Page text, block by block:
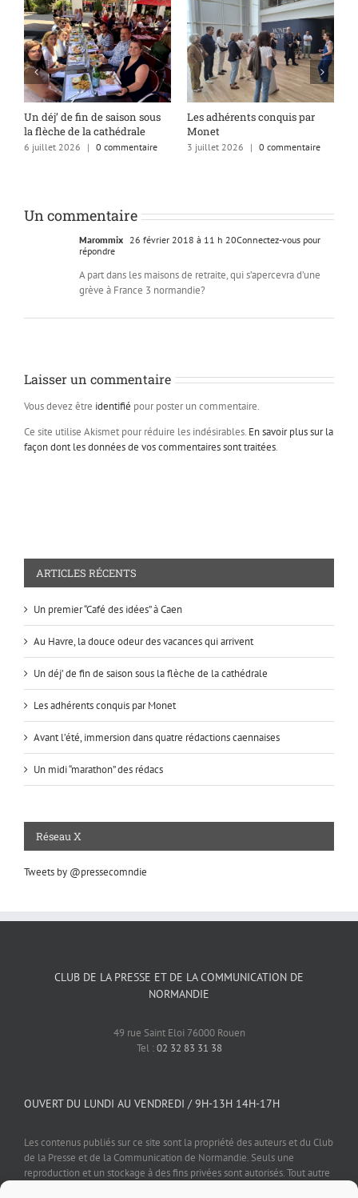
Un déj’ de fin de saison sous
la flèche de la cathédrale
6 juillet 2026 | 0 commentaire
Les adhérents conquis par
Monet
3 juillet 2026 | 0 commentaire
Un commentaire
Marommix 26 février 2018 à 11 h 20Connectez-vous pour
répondre
A part dans les maisons de retraite, qui s’apercevra d’une
grève à France 3 normandie?
Laisser un commentaire
Vous devez être identifié pour poster un commentaire.
Ce site utilise Akismet pour réduire les indésirables. En savoir plus sur la
façon dont les données de vos commentaires sont traitées.
ARTICLES RÉCENTS
Un premier “Café des idées” à Caen
Au Havre, la douce odeur des vacances qui arrivent
Un déj’ de fin de saison sous la flèche de la cathédrale
Les adhérents conquis par Monet
Avant l’été, immersion dans quatre rédactions caennaises
Un midi “marathon” des rédacs
Réseau X
Tweets by @pressecomndie
CLUB DE LA PRESSE ET DE LA COMMUNICATION DE
NORMANDIE
49 rue Saint Eloi 76000 Rouen
Tel :02 32 83 31 38
OUVERT DU LUNDI AU VENDREDI / 9H-13H 14H-17H
Les contenus publiés sur ce site sont la propriété des auteurs et du Club
de la Presse et de la Communication de Normandie. Seuls une
reproduction et un stockage à des fins privées sont autorisés. Tout autre